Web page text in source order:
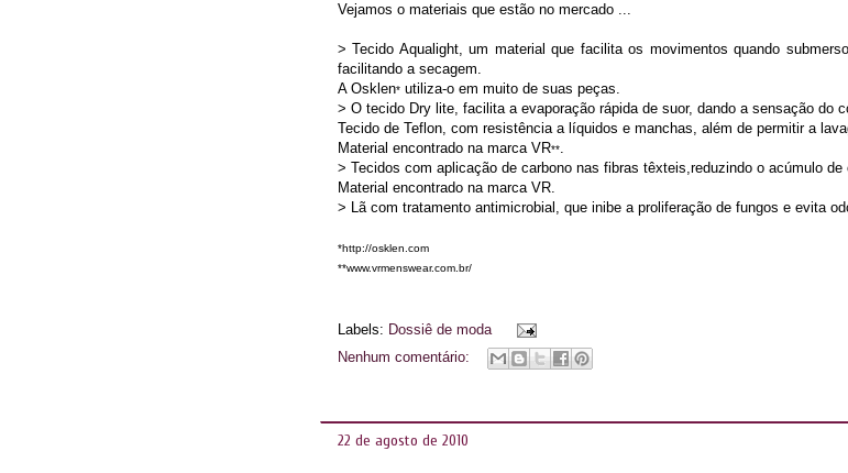
Vejamos o materiais que estão no mercado ...
> Tecido Aqualight, um material que facilita os movimentos quando
facilitando a secagem.
A Osklen*utiliza-o em muito de suas peças.
> O tecido Dry lite, facilita a evaporação rápida de suor, dando a sensação do
Tecido de Teflon, com resistência a líquidos e manchas, além de permitir a
Material encontrado na marca VR**.
> Tecidos com aplicação de carbono nas fibras têxteis,reduzindo o acúmulo
Material encontrado na marca VR.
> Lã com tratamento antimicrobial, que inibe a proliferação de fungos e evita
*http://osklen.com
**www.vrmenswear.com.br/
Labels: Dossiê de moda
Nenhum comentário:
22 de agosto de 2010